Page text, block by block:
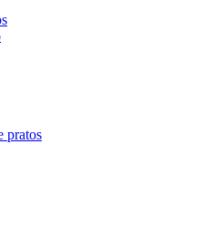
pratos